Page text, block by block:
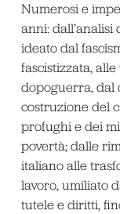
Numerosi e
anni:
ideato dal
fascistizzata,
dopoguerra, dal
costruzione del
profughi e dei
povertà; dalle
italiano alle
lavoro, umiliato
tutele e diritti,